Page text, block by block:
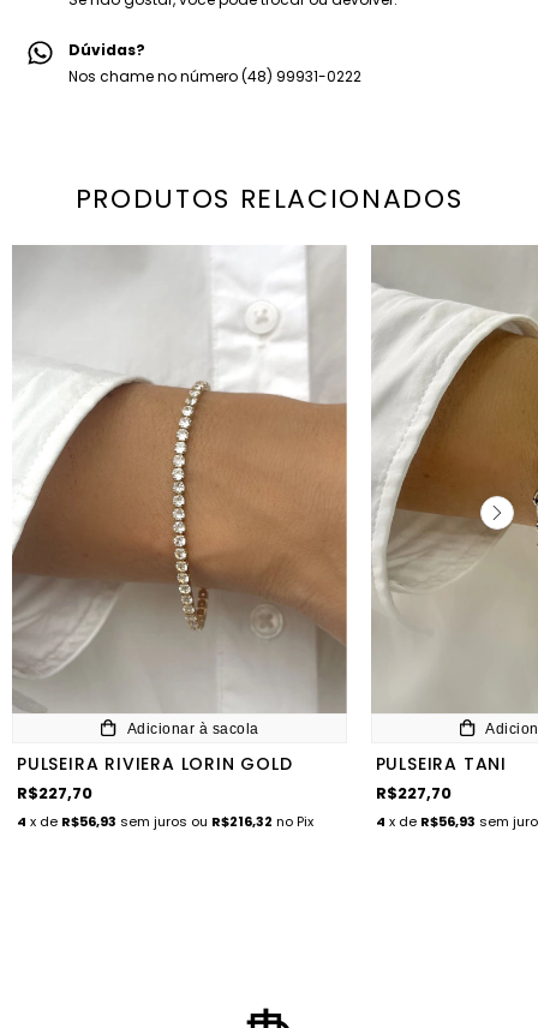
Dúvidas?
Nos chame no número (48) 99931-0222
PRODUTOS RELACIONADOS
Adicionar à sacola
PULSEIRA RIVIERA LORIN GOLD
R$227,70
4 x de R$56,93 sem juros ou R$216,32 no Pix
PULSEIRA TANI
R$227,70
4 x de R$56,93 sem